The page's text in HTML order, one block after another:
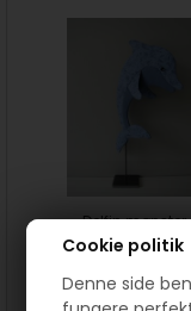
Cookie politik
Denne side
Delfin mønster
40,00DKK